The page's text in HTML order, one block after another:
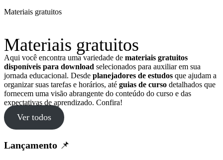
Materiais gratuitos
Materiais gratuitos
Aqui você encontra uma variedade de materiais gratuitos
disponíveis para download selecionados para auxiliar em sua
jornada educacional. Desde planejadores de estudos que ajudam a
organizar suas tarefas e horários, até guias de curso detalhados que
fornecem uma visão abrangente do conteúdo do curso e das
expectativas de aprendizado. Confira!
Ver todos
Lançamento 📌